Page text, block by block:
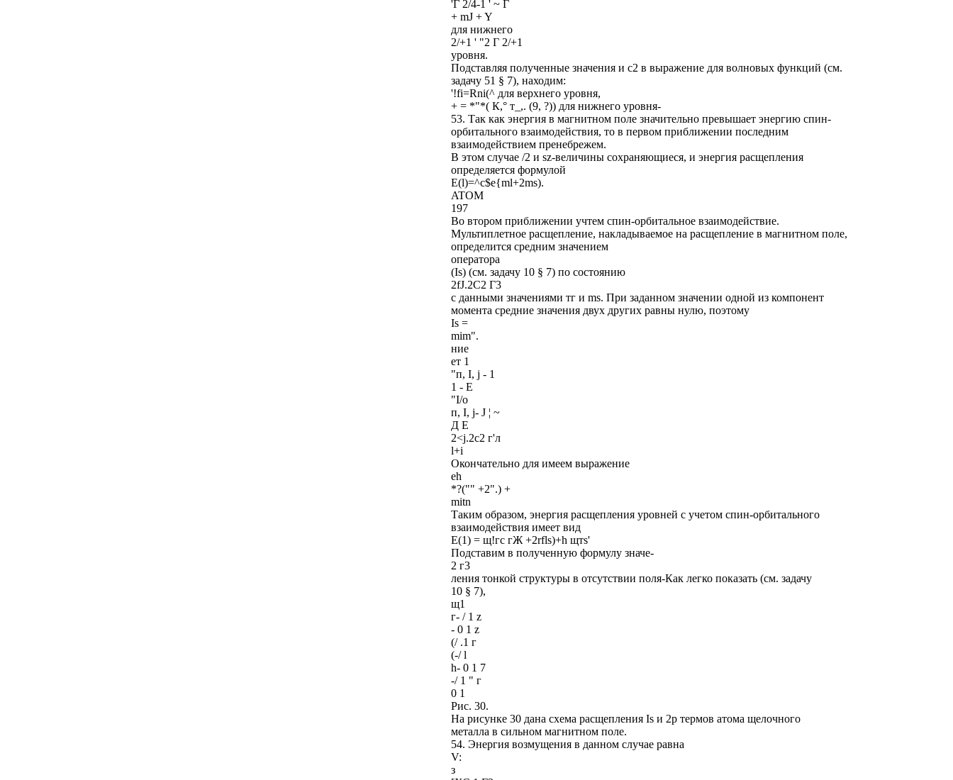
'Г 2/4-1 ' ~ Г
+ mJ + Y
для нижнего
2/+1 ' "2 Г 2/+1
уровня.
Подставляя полученные значения и с2 в выражение для волновых функций (см.
задачу 51 § 7), находим:
'!fi=Rni(^ для верхнего уровня,
+ = *"*( К,° т_,. (9, ?)) для нижнего уровня-
53. Так как энергия в магнитном поле значительно превышает энергию спин-
орбитального взаимодействия, то в первом приближении последним
взаимодействием пренебрежем.
В этом случае /2 и sz-величины сохраняющиеся, и энергия расщепления
определяется формулой
E(l)=^c$e{ml+2ms).
ATOM
197
Во втором приближении учтем спин-орбитальное взаимодействие.
Мультиплетное расщепление, накладываемое на расщепление в магнитном поле,
определится средним значением
оператора
(Is) (см. задачу 10 § 7) по состоянию
2fJ.2C2 Г3
с данными значениями тг и ms. При заданном значении одной из компонент
момента средние значения двух других равны нулю, поэтому
Is =
mim".
ние
ет 1
"п, I, j - 1
1 - Е
"I/o
п, I, j- J ¦ ~
Д Е
2<j.2c2 г'л
l+i
Окончательно для имеем выражение
eh
*?("" +2".) +
mitn
Таким образом, энергия расщепления уровней с учетом спин-орбитального
взаимодействия имеет вид
Е(1) = щ!гс гЖ +2rfls)+h щтs'
Подставим в полученную формулу значе-
2 г3
ления тонкой структуры в отсутствии поля-Как легко показать (см. задачу
10 § 7),
щ1
г- / 1 z
- 0 1 z
(/ .1 г
(-/ l
h- 0 1 7
-/ 1 " г
0 1
Рис. 30.
На рисунке 30 дана схема расщепления Is и 2р термов атома щелочного
металла в сильном магнитном поле.
54. Энергия возмущения в данном случае равна
V:
з